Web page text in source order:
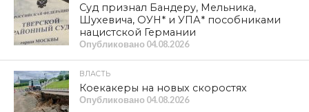
Суд признал Бандеру, Мельника,
Шухевича, ОУН* и УПА* пособниками
нацистской Германии
Опубликовано 04.08.2026
ВЛАСТЬ
Коекакеры на новых скоростях
Опубликовано 04.08.2026